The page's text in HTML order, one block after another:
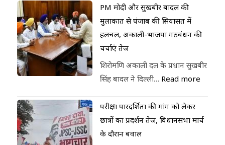
PM मोदी और सुखबीर बादल की
मुलाकात से पंजाब की सियासत में
हलचल, अकाली-भाजपा गठबंधन की
चर्चाएं तेज
शिरोमणि अकाली दल के प्रधान सुखबीर
सिंह बादल ने दिल्ली… Read more
परीक्षा पारदर्शिता की मांग को लेकर
छात्रों का प्रदर्शन तेज, विधानसभा मार्च
के दौरान बवाल